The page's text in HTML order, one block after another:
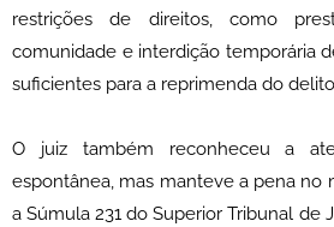
restrições de direitos, como
comunidade e interdição temporária
suficientes para a reprimenda do
O juiz também reconheceu a
espontânea, mas manteve a pena no
a Súmula 231 do Superior Tribunal de